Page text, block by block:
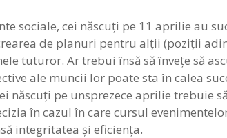
sociale, cei născuţi pe 11 aprilie au
de planuri pentru alţii (poziţii
tuturor. Ar trebui însă să înveţe să
ale muncii lor poate sta în calea
născuţi pe unsprezece aprilie trebuie
în cazul în care cursul
integritatea şi eficiența.